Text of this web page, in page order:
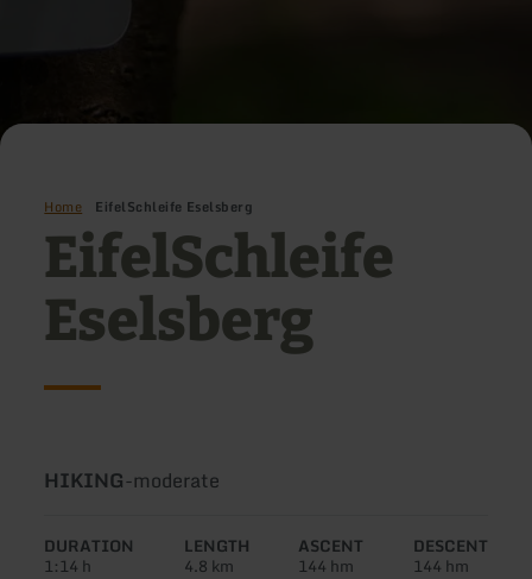
Home EifelSchleife Eselsberg
EifelSchleife
Eselsberg
Type
tour:
HIKING-Difficulty:
moderate
DURATION
1:14 h
LENGTH
4.8 km
ASCENT
144 hm
DESCENT
144 hm